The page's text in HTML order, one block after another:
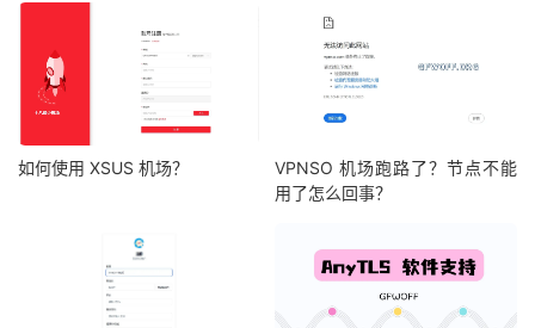
如何使用 XSUS 机场？
VPNSO 机场跑路了？节点不能
用了怎么回事？